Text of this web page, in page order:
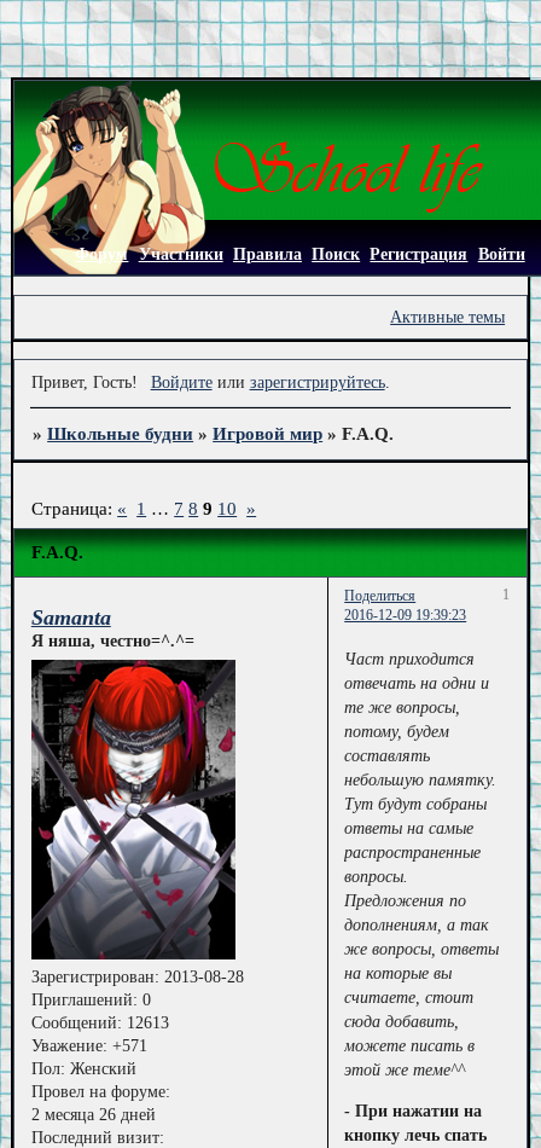
Форум Участники Правила Поиск Регистрация Войти
Активные темы
Привет, Гость! Войдитеили зарегистрируйтесь.
»Школьные будни »Игровой мир »F.A.Q.
F.A.Q.
Страница: « 1 … 7 8 9 10 »
Поделиться
1
2016-12-09 19:39:23
Samanta
Я няша, честно=^.^=
Зарегистрирован: 2013-08-28
Приглашений: 0
Сообщений: 12613
Уважение: +571
Пол: Женский
Провел на форуме:
2 месяца 26 дней
Последний визит:
Част приходится
отвечать на одни и
те же вопросы,
потому, будем
составлять
небольшую памятку.
Тут будут собраны
ответы на самые
распространенные
вопросы.
Предложения по
дополнениям, а так
же вопросы, ответы
на которые вы
считаете, стоит
сюда добавить,
можете писать в
этой же теме^^
- При нажатии на
кнопку лечь спать